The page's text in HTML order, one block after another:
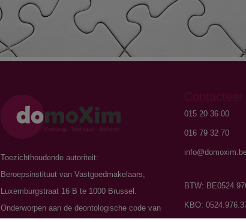
Toezichthoudende autoriteit:
Beroepsinstituut van Vastgoedmakelaars,
Luxemburgstraat 16 B te 1000 Brussel.
Onderworpen aan dedeontologische code van
Contacteer
015 20 36 00
016 79 32 70
BTW:
KBO: